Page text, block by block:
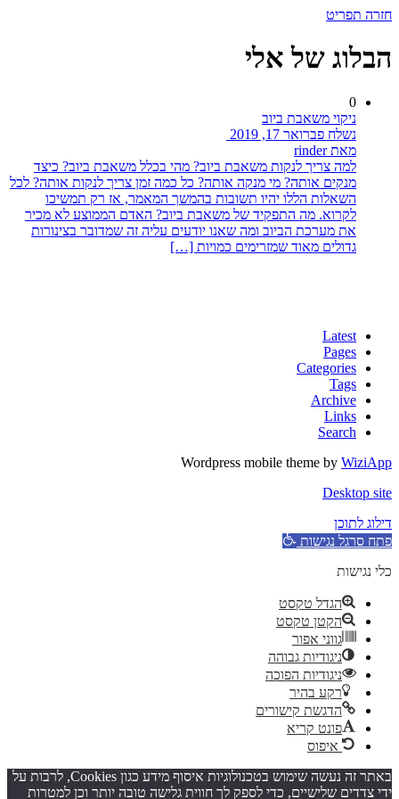
חזרה תפריט
הבלוג של אלי
0
ניקוי משאבת ביוב
נשלח פברואר 17, 2019
מאת rinder
למה צריך לנקות משאבת ביוב? מהי בכלל משאבת ביוב? כיצד
מנקים אותה? מי מנקה אותה? כל כמה זמן צריך לנקות אותה? לכל
השאלות הללו יהיו תשובות בהמשך המאמר, אז רק תמשיכו
לקרוא. מה התפקיד של משאבת ביוב? האדם הממוצע לא מכיר
את מערכת הביוב ומה שאנו יודעים עליה זה שמדובר בצינורות
גדולים מאוד שמזרימים כמויות […]
Latest
Pages
Categories
Tags
Archive
Links
Search
Wordpress mobile theme by WiziApp
Desktop site
דילוג לתוכן
פתח סרגל נגישות
כלי נגישות
הגדל טקסט
הקטן טקסט
גווני אפור
ניגודיות גבוהה
ניגודיות הפוכה
רקע בהיר
הדגשת קישורים
פונט קריא
איפוס
באתר זה נעשה שימוש בטכנולוגיות איסוף מידע כגון Cookies, לרבות על
ידי צדדים שלישיים, כדי לספק לך חווית גלישה טובה יותר וכן למטרות